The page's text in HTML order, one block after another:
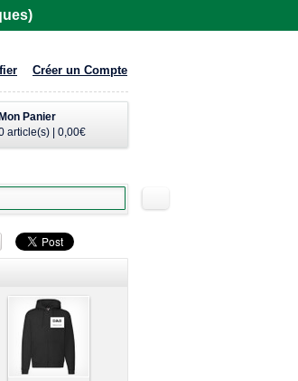
Créer un Compte
Mon Panier
article(s)
0,00€